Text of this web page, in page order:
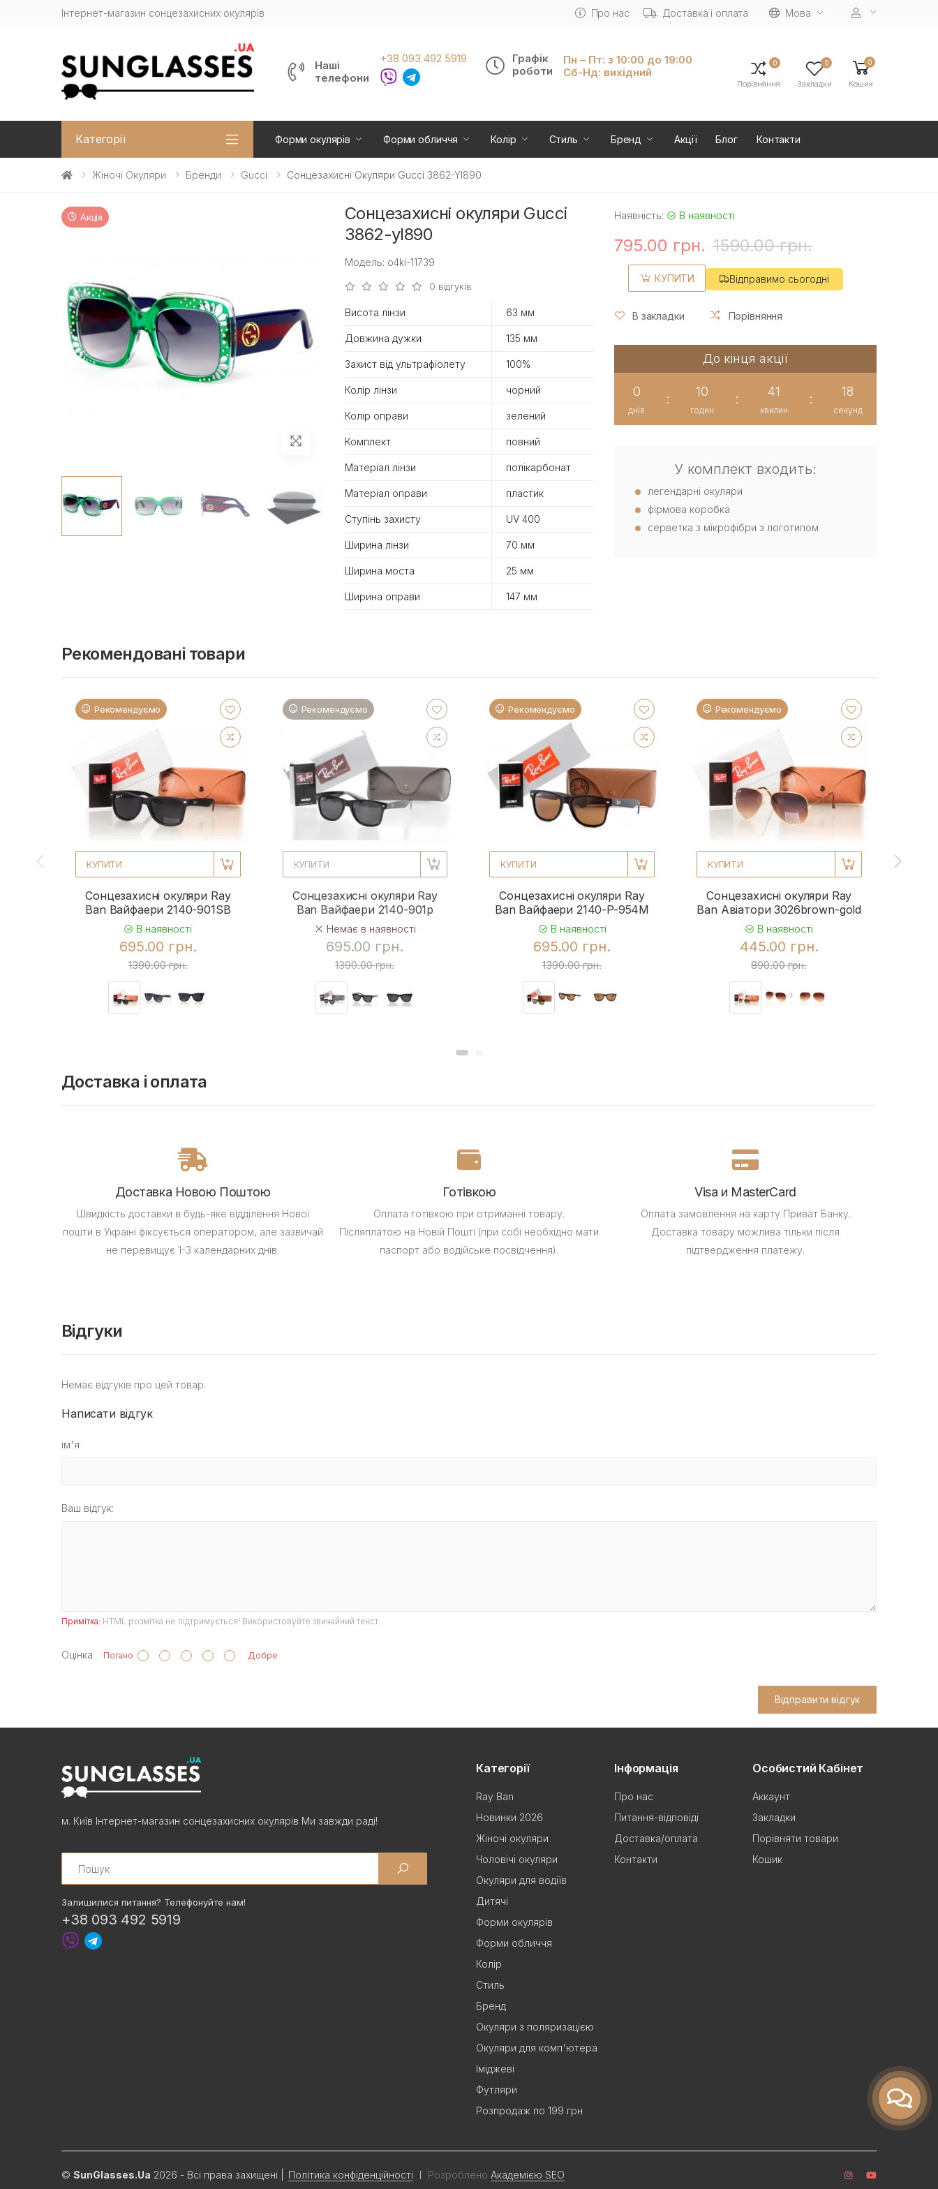
Інтернет-магазин сонцезахисних окулярів Про нас Доставка і оплата Мова
Наші
телефони
+38 093 492 5919
Графік
роботи
Пн – Пт: з 10:00 до 19:00
Сб-Нд: вихідний
0
Порівняння
0
Закладки
0
Кошик
Категорії Форми окулярів Форми обличчя Колір Стиль Бренд Акції Блог Контакти
Жіночі Окуляри Бренди Gucci Сонцезахисні Окуляри Gucci 3862-Yl890
Акція
Сонцезахисні окуляри Gucci
3862-yl890
Модель: o4ki-11739
0 відгуків
Висота лінзи 63 мм
Довжина дужки 135 мм
Захист від ультрафіолету 100%
Колір лінзи чорний
Колір оправи зелений
Комплект повний
Матеріал лінзи полікарбонат
Матеріал оправи пластик
Ступінь захисту UV 400
Ширина лінзи 70 мм
Ширина моста 25 мм
Ширина оправи 147 мм
Наявність: В наявності
795.00 грн. 1590.00 грн.
КУПИТИ Відправимо сьогодні
В закладки Порівняння
До кінця акції
0
днів
:
10
годин
:
41
хвилин
:
17
секунд
У комплект входить:
легендарні окуляри
фірмова коробка
серветка з мікрофібри з логотипом
Рекомендовані товари
Рекомендуємо
КУПИТИ
Сонцезахисні окуляри Ray
Ban Вайфаери 2140-901SB
В наявності
695.00 грн.
1390.00 грн.
Рекомендуємо
КУПИТИ
Сонцезахисні окуляри Ray
Ban Вайфаери 2140-901p
Немає в наявності
695.00 грн.
1390.00 грн.
Рекомендуємо
КУПИТИ
Сонцезахисні окуляри Ray
Ban Вайфаери 2140-P-954M
В наявності
695.00 грн.
1390.00 грн.
Рекомендуємо
КУПИТИ
Сонцезахисні окуляри Ray
Ban Авіатори 3026brown-gold
В наявності
445.00 грн.
890.00 грн.
Доставка і оплата
Доставка Новою Поштою
Швидкість доставки в будь-яке відділення Нової
пошти в Україні фіксується оператором, але зазвичай
не перевищує 1-3 календарних днів.
Готівкою
Оплата готівкою при отриманні товару.
Післяплатою на Новій Пошті (при собі необхідно мати
паспорт або водійське посвідчення).
Visa и MasterCard
Оплата замовлення на карту Приват Банку.
Доставка товару можлива тільки після
підтвердження платежу.
Відгуки
Немає відгуків про цей товар.
Написати відгук
ім'я
Ваш відгук:
Примітка: HTML розмітка не підтримується! Використовуйте звичайний текст.
Оцінка Погано Добре
Відправити відгук
м. Київ Інтернет-магазин сонцезахисних окулярів Ми завжди раді!
Search
Залишилися питання? Телефонуйте нам!
+38 093 492 5919
Категорії
Ray Ban
Новинки 2026
Жіночі окуляри
Чоловічі окуляри
Окуляри для водіїв
Дитячі
Форми окулярів
Форми обличчя
Колір
Стиль
Бренд
Окуляри з поляризацією
Окуляри для комп'ютера
Іміджеві
Футляри
Розпродаж по 199 грн
Інформація
Про нас
Питання-відповіді
Доставка/оплата
Контакти
Особистий Кабінет
Аккаунт
Закладки
Порівняти товари
Кошик
© SunGlasses.Ua 2026 - Всі права захищені Політика конфіденційності Розроблено Академією SEO